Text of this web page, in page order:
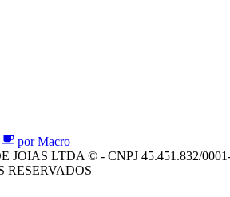
por Macro
JOIAS LTDA © - CNPJ 45.451.832/
RESERVADOS